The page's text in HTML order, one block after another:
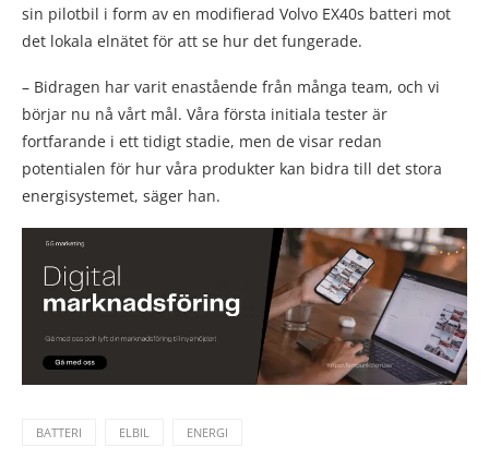
sin pilotbil i form av en modifierad Volvo EX40s batteri mot
det lokala elnätet för att se hur det fungerade.
– Bidragen har varit enastående från många team, och vi
börjar nu nå vårt mål. Våra första initiala tester är
fortfarande i ett tidigt stadie, men de visar redan
potentialen för hur våra produkter kan bidra till det stora
energisystemet, säger han.
BATTERI ELBIL ENERGI